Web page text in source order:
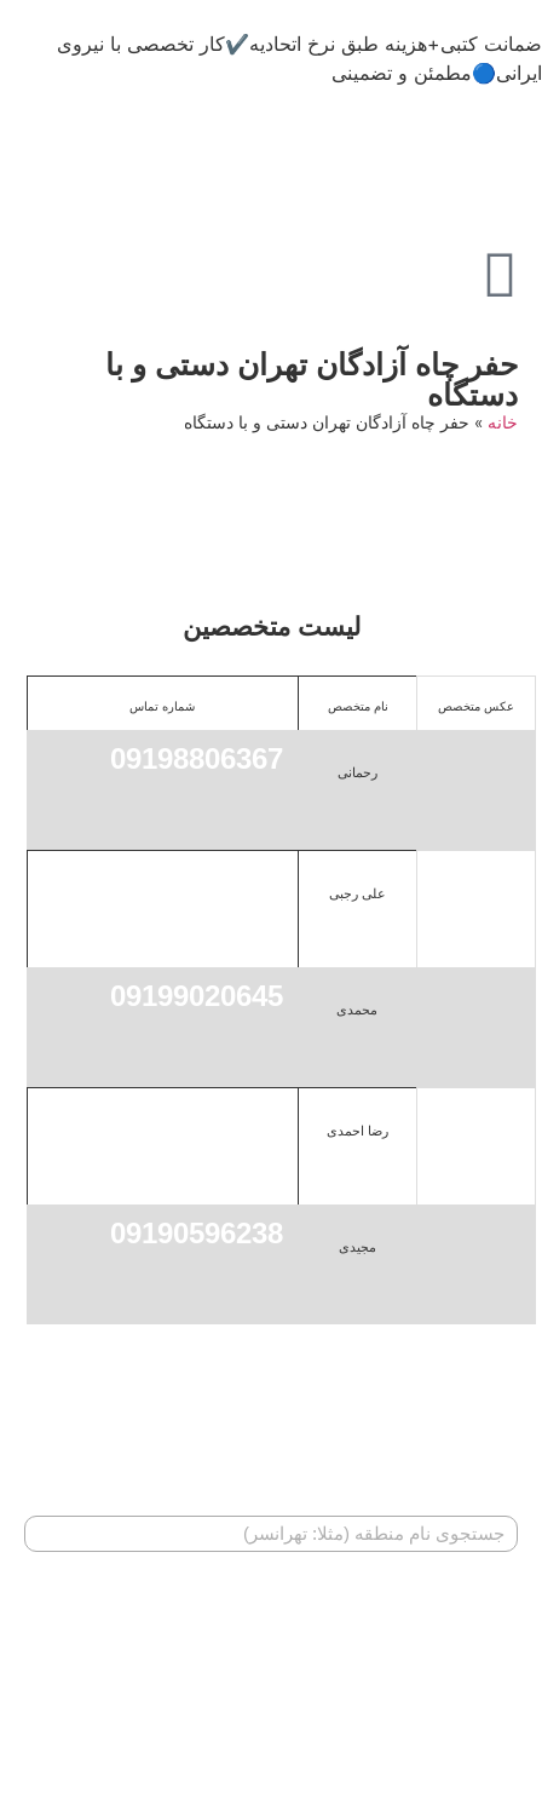
ضمانت کتبی+هزینه طبق نرخ اتحادیه✔️کار تخصصی با نیروی
ایرانی🔵مطمئن و تضمینی
حفر چاه آزادگان تهران دستی و با
دستگاه
خانه » حفر چاه آزادگان تهران دستی و با دستگاه
لیست متخصصین
عکس متخصص نام متخصص شماره تماس
رحمانی 09198806367
علی رجبی
محمدی 09199020645
رضا احمدی
مجیدی 09190596238